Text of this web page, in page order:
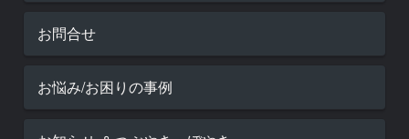
お問合せ
お悩み/お困りの事例